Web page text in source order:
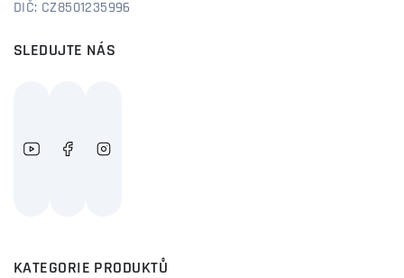
DIČ: CZ8501235996
SLEDUJTE NÁS
KATEGORIE PRODUKTŮ